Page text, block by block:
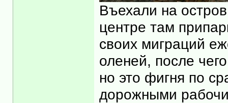
Въехали на
центре там
своих миграций
оленей, после
но это фигня по
дорожными